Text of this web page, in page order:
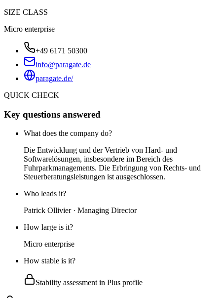
SIZE CLASS
Micro enterprise
+49 6171 50300
info@paragate.de
paragate.de/
QUICK CHECK
Key questions answered
What does the company do?
Die Entwicklung und der Vertrieb von Hard- und
Softwarelösungen, insbesondere im Bereich des
Fuhrparkmanagements. Die Erbringung von Rechts- und
Steuerberatungsleistungen ist ausgeschlossen.
Who leads it?
Patrick Ollivier · Managing Director
How large is it?
Micro enterprise
How stable is it?
Stability assessment in Plus profile